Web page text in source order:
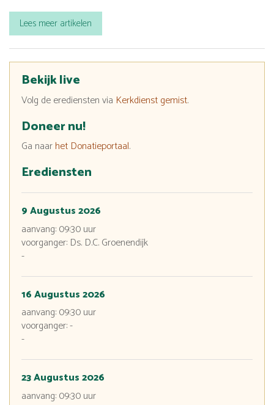
Lees meer artikelen
Bekijk live
Volg de erediensten via Kerkdienst gemist.
Doneer nu!
Ga naarhet Donatieportaal.
Erediensten
9 Augustus 2026
aanvang:09:30uur
voorganger: Ds. D.C. Groenendijk
-
16 Augustus 2026
aanvang:09:30uur
voorganger: -
-
23 Augustus 2026
aanvang:09:30uur